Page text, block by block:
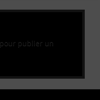
pour publier un